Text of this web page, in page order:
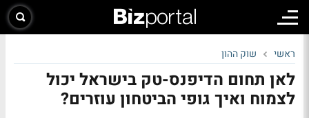
ראשי שוק ההון
לאן תחום הדיפנס-טק בישראל יכול
לצמוח ואיך גופי הביטחון עוזרים?